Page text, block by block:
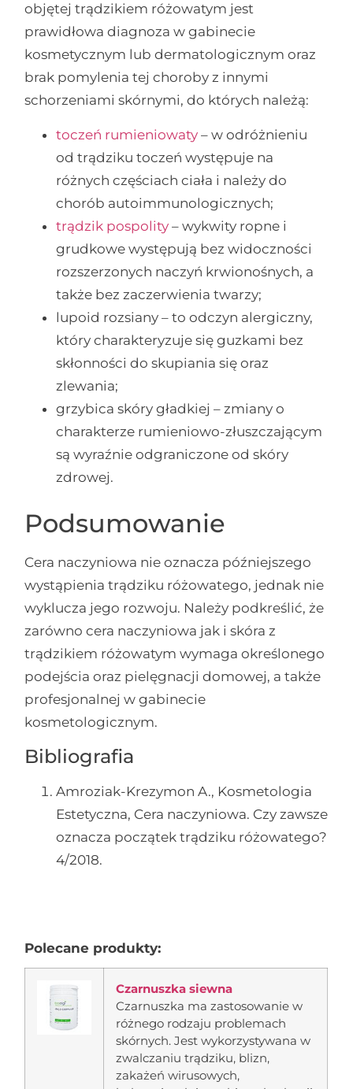
objętej trądzikiem różowatym jest
prawidłowa diagnoza w gabinecie
kosmetycznym lub dermatologicznym oraz
brak pomylenia tej choroby z innymi
schorzeniami skórnymi, do których należą:
toczeń rumieniowaty – w odróżnieniu
od trądziku toczeń występuje na
różnych częściach ciała i należy do
chorób autoimmunologicznych;
trądzik pospolity – wykwity ropne i
grudkowe występują bez widoczności
rozszerzonych naczyń krwionośnych, a
także bez zaczerwienia twarzy;
lupoid rozsiany – to odczyn alergiczny,
który charakteryzuje się guzkami bez
skłonności do skupiania się oraz
zlewania;
grzybica skóry gładkiej – zmiany o
charakterze rumieniowo-złuszczającym
są wyraźnie odgraniczone od skóry
zdrowej.
Podsumowanie
Cera naczyniowa nie oznacza późniejszego
wystąpienia trądziku różowatego, jednak nie
wyklucza jego rozwoju. Należy podkreślić, że
zarówno cera naczyniowa jak i skóra z
trądzikiem różowatym wymaga określonego
podejścia oraz pielęgnacji domowej, a także
profesjonalnej w gabinecie
kosmetologicznym.
Bibliografia
Amroziak-Krezymon A., Kosmetologia
Estetyczna, Cera naczyniowa. Czy zawsze
oznacza początek trądziku różowatego?
4/2018.
Polecane produkty:
Czarnuszka siewna
Czarnuszka ma zastosowanie w
różnego rodzaju problemach
skórnych. Jest wykorzystywana w
zwalczaniu trądziku, blizn,
zakażeń wirusowych,